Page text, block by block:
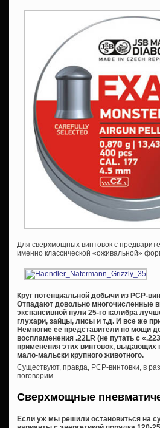
Для сверхмощных винтовок с
именно классической «оживальной»
Круг потенциальной добычи из PCP-
Отпадают довольно многочисленные
экспансивной пули 25-го калибра
глухари, зайцы, лисы и т.д. И все же
Немногие её представители по мощи
воспламенения .22LR (не путать с «.223
применения этих винтовок, выдающих
мало-мальски крупного животного.
Существуют, правда, PCP-винтовки, в
поговорим.
Сверхмощные
Если уж мы решили остановиться на